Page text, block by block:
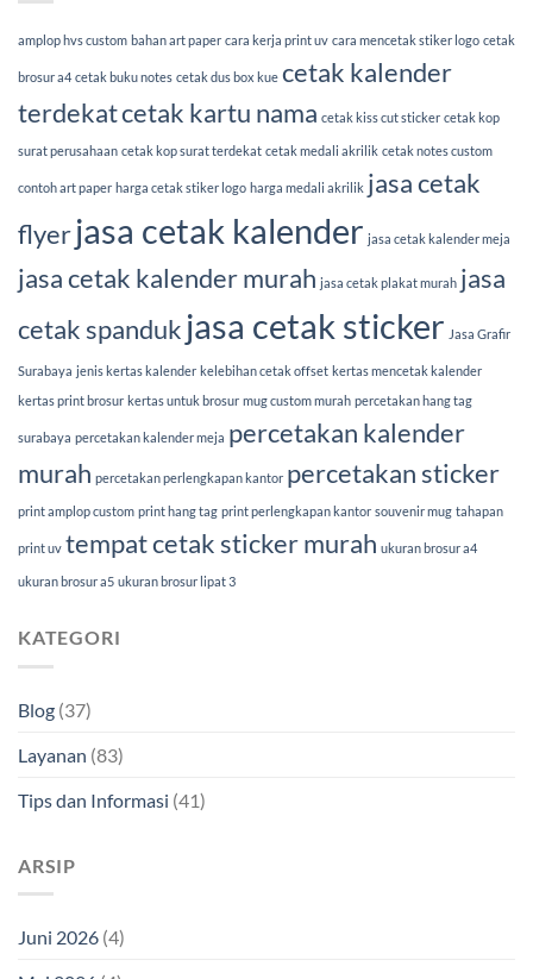
amplop hvs custom bahan art paper cara kerja print uv cara mencetak stiker logo cetak
brosur a4 cetak buku notes cetak dus box kue cetak kalender
terdekatcetak kartu nama cetak kiss cut sticker cetak kop
surat perusahaan cetak kop surat terdekat cetak medali akrilik cetak notes custom
contoh art paper harga cetak stiker logo harga medali akrilik jasa cetak
flyerjasa cetak kalender jasa cetak kalender meja
jasa cetak kalender murah jasa cetak plakat murah jasa
cetak spanduk jasa cetak sticker Jasa Grafir
Surabaya jenis kertas kalender kelebihan cetak offset kertas mencetak kalender
kertas print brosur kertas untuk brosur mug custom murah percetakan hang tag
surabaya percetakan kalender meja percetakan kalender
murah percetakan perlengkapan kantor percetakan sticker
print amplop custom print hang tag print perlengkapan kantor souvenir mug tahapan
print uv tempat cetak sticker murah ukuran brosur a4
ukuran brosur a5 ukuran brosur lipat 3
KATEGORI
Blog (37)
Layanan (83)
Tips dan Informasi (41)
ARSIP
Juni 2026 (4)